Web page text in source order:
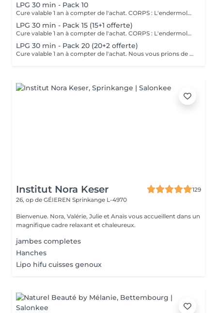
LPG 30 min - Pack 10
Cure valable 1 an à compter de l'achat. CORPS : L'endermologie DESTOCKER les graisses localisées et résistantes. LISSER la cellulite PREVENIR les troubles de la circulation RAFFERMIR la peau distendue DRAINER VISAGE : L'endermolift STIMULER la synthèse naturelle d'acide hyaluronique. REDENSIFIER la peau ESTOMPER les signes de l'âge Nous vous prions de bien vouloir respecter votre rendez-vous. En prenant rendez-vous, vous occupez une place, dont une autre personne aurait éventuellement besoin. Tout rendez-vous non annulé 24h en avance, est susceptible d'être facturé. (Si vous ne pouvez pas vous présenter à votre RDV, proposez-le éventuellement à un proche ou à un ami) Toute l'équipe de Aromas Institut vous remercie pour votre respect et votre compréhension.
LPG 30 min - Pack 15 (15+1 offerte)
Cure valable 1 an à compter de l'achat. CORPS : L'endermologie DESTOCKER les graisses localisées et résistantes. LISSER la cellulite PREVENIR les troubles de la circulation RAFFERMIR la peau distendue DRAINER VISAGE : L'endermolift STIMULER la synthèse naturelle d'acide hyaluronique. REDENSIFIER la peau ESTOMPER les signes de l'âge Nous vous prions de bien vouloir respecter votre rendez-vous. En prenant rendez-vous, vous occupez une place, dont une autre personne aurait éventuellement besoin. Tout rendez-vous non annulé 24h en avance, est susceptible d'être facturé. (Si vous ne pouvez pas vous présenter à votre RDV, proposez-le éventuellement à un proche ou à un ami) Toute l'équipe de Aromas Institut vous remercie pour votre respect et votre compréhension.
LPG 30 min - Pack 20 (20+2 offerte)
Cure valable 1 an à compter de l'achat. Nous vous prions de bien vouloir respecter votre rendez-vous. En prenant rendez-vous, vous occupez une place, dont une autre personne aurait éventuellement besoin. Tout rendez-vous non annulé 24h en avance, est susceptible d'être facturé. (Si vous ne pouvez pas vous présenter à votre RDV, proposez-le éventuellement à un proche ou à un ami) Toute l'équipe de Aromas Institut vous remercie pour votre respect et votre compréhension.
Institut Nora Keser
129
26, op de GÉIEREN Sprinkange L-4970
Bienvenue. Nora, Valérie, Julie et Anaïs vous accueillent dans un
magnifique cadre relaxant et chaleureux.
jambes completes
Hanches
Lipo hifu cuisses genoux